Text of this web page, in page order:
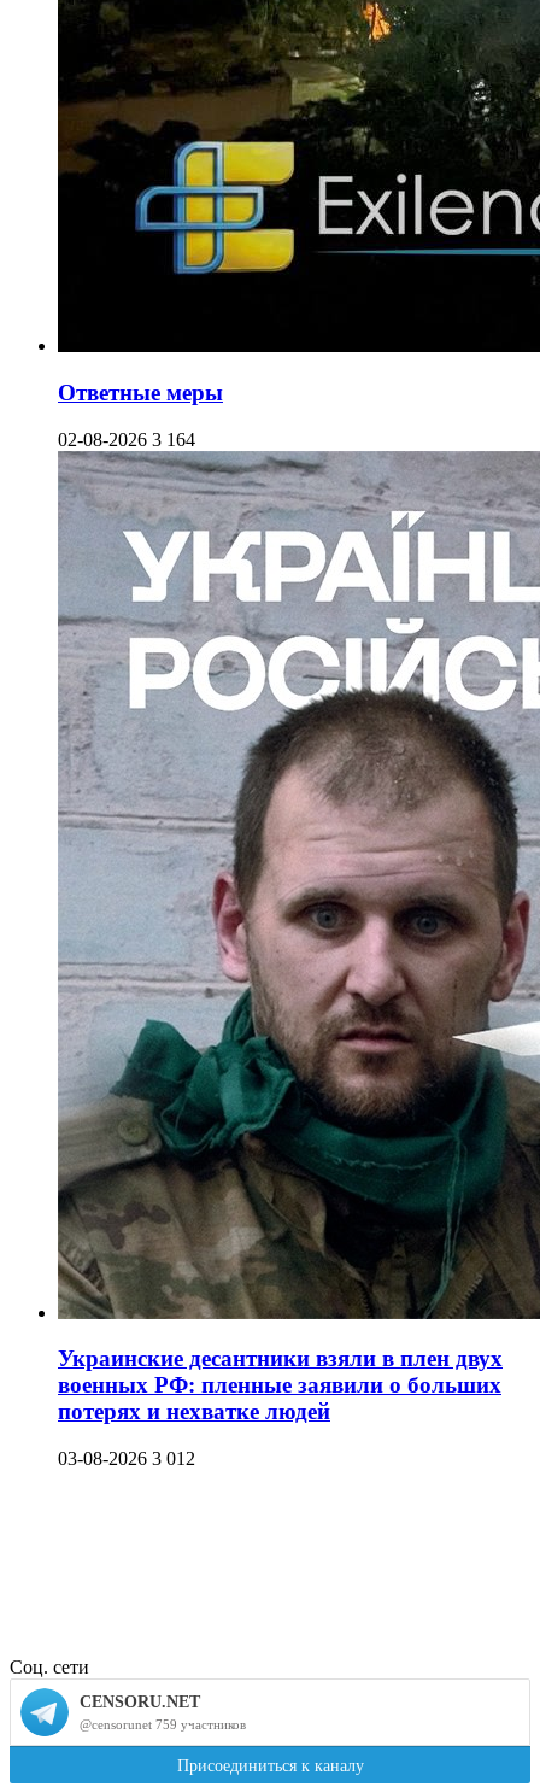
Ответные меры
02-08-2026 3 164
Украинские десантники взяли в плен двух
военных РФ: пленные заявили о больших
потерях и нехватке людей
03-08-2026 3 012
Соц. сети